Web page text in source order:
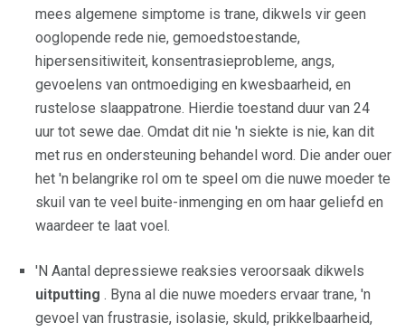
mees algemene simptome is trane, dikwels vir geen
ooglopende rede nie, gemoedstoestande,
hipersensitiwiteit, konsentrasieprobleme, angs,
gevoelens van ontmoediging en kwesbaarheid, en
rustelose slaappatrone. Hierdie toestand duur van 24
uur tot sewe dae. Omdat dit nie 'n siekte is nie, kan dit
met rus en ondersteuning behandel word. Die ander ouer
het 'n belangrike rol om te speel om die nuwe moeder te
skuil van te veel buite-inmenging en om haar geliefd en
waardeer te laat voel.
'N Aantal depressiewe reaksies veroorsaak dikwels
uitputting . Byna al die nuwe moeders ervaar trane, 'n
gevoel van frustrasie, isolasie, skuld, prikkelbaarheid,